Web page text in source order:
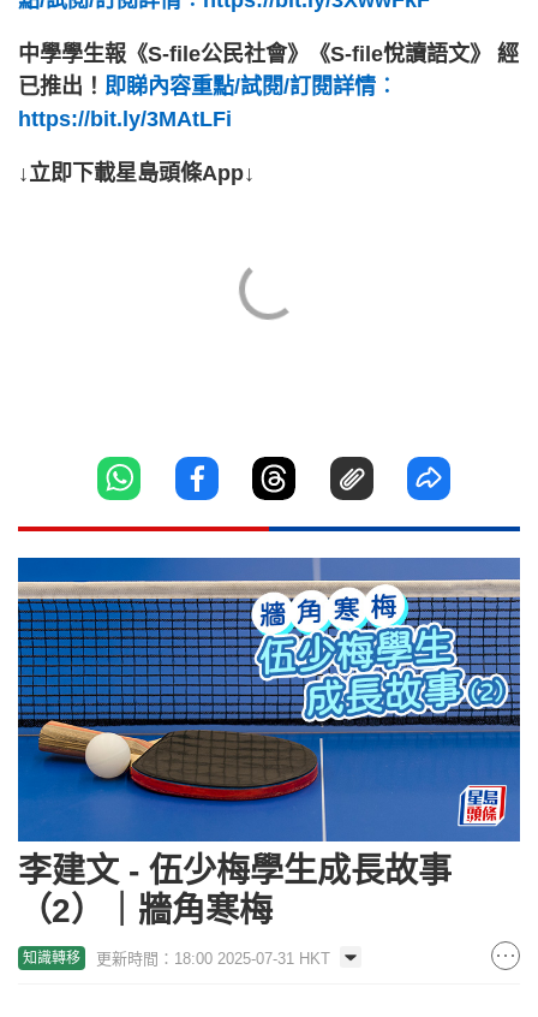
中學學生報《S-file公民社會》《S-file悅讀語文》 經
已推出！ 即睇內容重點/試閱/訂閱詳情︰
https://bit.ly/3MAtLFi
↓立即下載星島頭條App↓
李建文 - 伍少梅學生成長故事
（2）｜牆角寒梅
知識轉移 更新時間：18:00 2025-07-31 HKT